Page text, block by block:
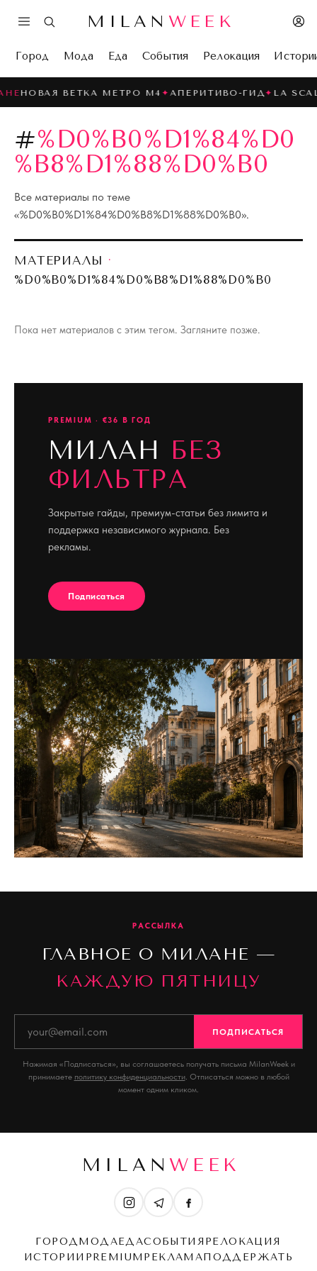
MILAN WEEK
Город Мода Еда События Релокация
НОВАЯ ВЕТКА МЕТРО M4✦АПЕРИТИВО-ГИД✦LA
#%D0%B0%D1%84%D0
%B8%D1%88%D0%B0
Все материалы по теме
«%D0%B0%D1%84%D0%B8%D1%88%D0%B0».
МАТЕРИАЛЫ ·
%D0%B0%D1%84%D0%B8%D1%88%D0%B0
Пока нет материалов с этим тегом. Загляните позже.
PREMIUM · €36 В ГОД
МИЛАН БЕЗ
ФИЛЬТРА
Закрытые гайды, премиум-статьи без лимита и
поддержка независимого журнала. Без
рекламы.
Подписаться
РАССЫЛКА
ГЛАВНОЕ О МИЛАНЕ —
КАЖДУЮ ПЯТНИЦУ
ПОДПИСАТЬСЯ
Нажимая «Подписаться», вы соглашаетесь получать письма MilanWeek и
принимаете политику конфиденциальности. Отписаться можно в любой
момент одним кликом.
MILAN WEEK
ГОРОДМОДАЕДАСОБЫТИЯ РЕЛОКАЦИЯ
ИСТОРИИ PREMIUM РЕКЛАМАПОДДЕРЖАТЬ